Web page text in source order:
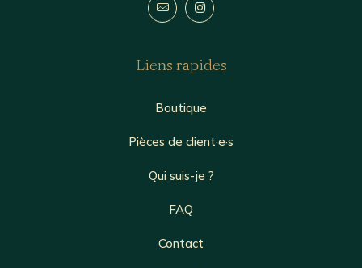
Liens rapides
Boutique
Pièces de client·e·s
Qui suis-je ?
FAQ
Contact